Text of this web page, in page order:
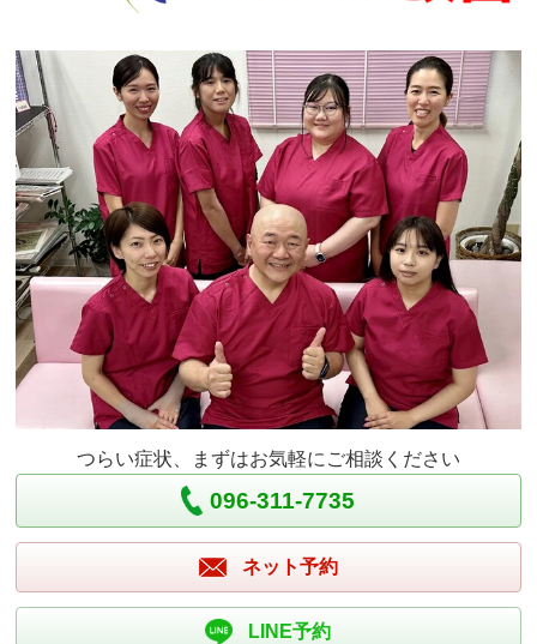
つらい症状、まずはお気軽にご相談ください
096-311-7735
ネット予約
LINE予約